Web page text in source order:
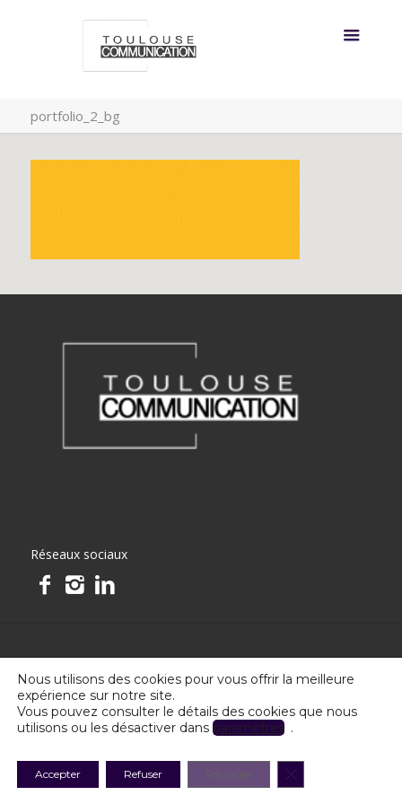
portfolio_2_bg
Réseaux sociaux
Nous utilisons des cookies pour vous offrir la meilleure
expérience sur notre site.
Vous pouvez consulter le détails des cookies que nous
utilisons ou les désactiver dans paramètres .
Accepter Refuser